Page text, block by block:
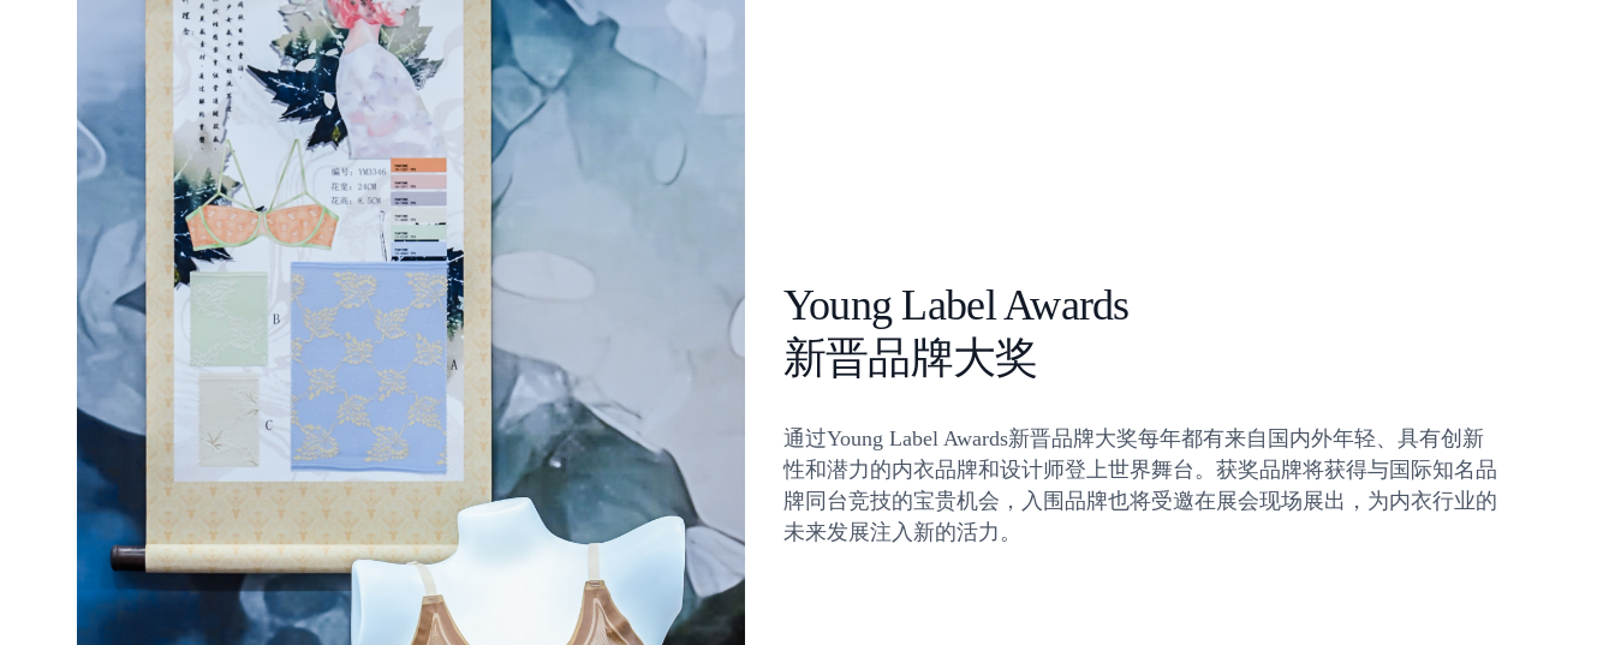
Young Label Awards
新晋品牌大奖
通过Young Label Awards新晋品牌大奖每年都有来自国内外年轻、具有创新
性和潜力的内衣品牌和设计师登上世界舞台。获奖品牌将获得与国际知名品
牌同台竞技的宝贵机会，入围品牌也将受邀在展会现场展出，为内衣行业的
未来发展注入新的活力。